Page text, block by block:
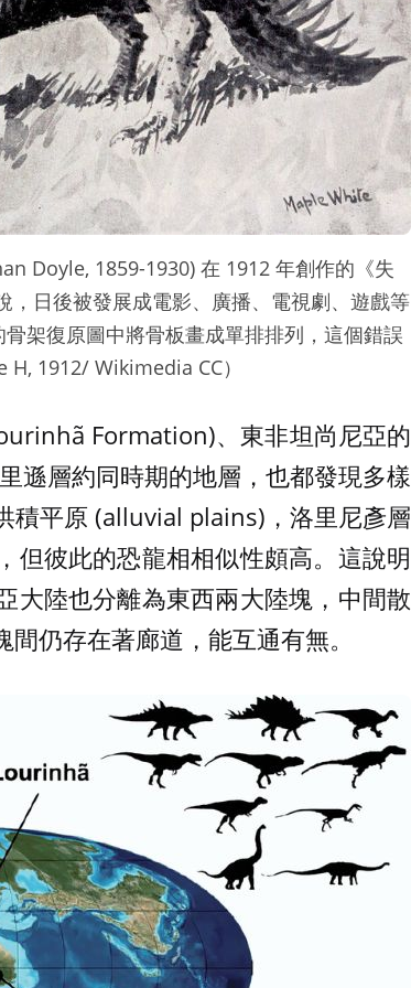
Doyle, 1859-1930) 在 1912 年創作的《失
，日後被發展成電影、廣播、電視劇、遊戲等
架復原圖中將骨板畫成單排排列，這個錯誤
1912/ Wikimedia CC）
Formation)、東非坦尚尼亞的
遜層約同時期的地層，也都發現多樣
積平原 (alluvial plains)，洛里尼彥層
但彼此的恐龍相相似性頗高。這說明
大陸也分離為東西兩大陸塊，中間散
仍存在著廊道，能互通有無。